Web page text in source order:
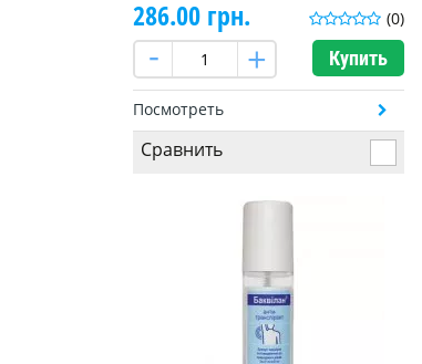
(0)
286.00 грн.
Купить
Посмотреть
Сравнить